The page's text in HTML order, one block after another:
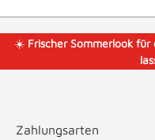
☀️ Frischer Sommerlook
Zahlungsarten